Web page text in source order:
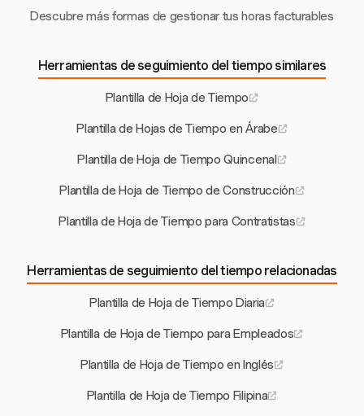
Descubre más formas de gestionar tus horas facturables
Herramientas de seguimiento del tiempo similares
Plantilla de Hoja de Tiempo
Plantilla de Hojas de Tiempo en Árabe
Plantilla de Hoja de Tiempo Quincenal
Plantilla de Hoja de Tiempo de Construcción
Plantilla de Hoja de Tiempo para Contratistas
Herramientas de seguimiento del tiempo relacionadas
Plantilla de Hoja de Tiempo Diaria
Plantilla de Hoja de Tiempo para Empleados
Plantilla de Hoja de Tiempo en Inglés
Plantilla de Hoja de Tiempo Filipina